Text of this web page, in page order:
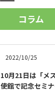
コラム
2022/10/25
10月21日は「メ
使館で記念セミ